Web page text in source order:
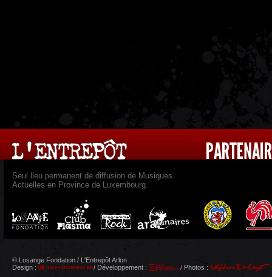
Seul lieu permanent de diffusion de Musiques
Actuelles en Province de Luxembourg.
© Losange Fondation / L'Entrepôt Arlon
Design :
/ Développement : / Photos :